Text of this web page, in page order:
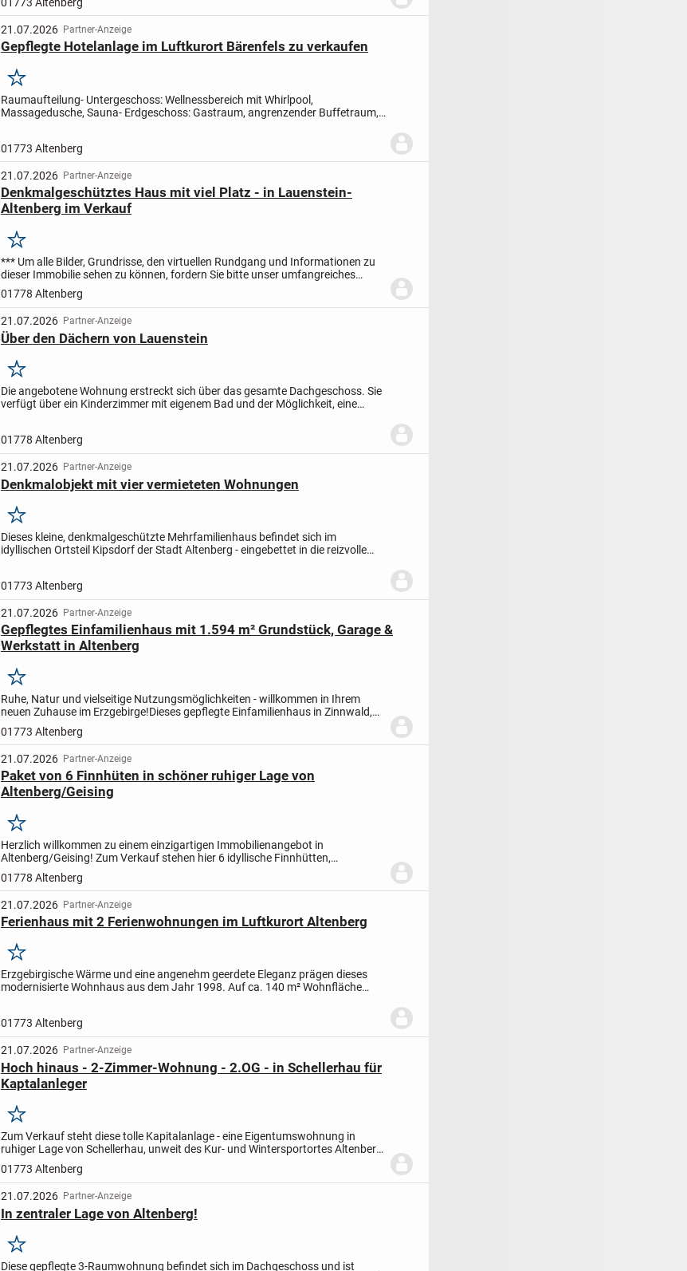
21.07.2026 Partner-Anzeige
Gepflegte Hotelanlage im Luftkurort Bärenfels zu verkaufen
Merken
Raumaufteilung- Untergeschoss: Wellnessbereich mit Whirlpool,
Massagedusche, Sauna- Erdgeschoss: Gastraum, angrenzender Buffetraum,
01773 Altenberg
21.07.2026 Partner-Anzeige
Denkmalgeschütztes Haus mit viel Platz - in Lauenstein-
Altenberg im Verkauf
Merken
*** Um alle Bilder, Grundrisse, den virtuellen Rundgang und Informationen zu
dieser Immobilie sehen zu können, fordern Sie bitte unser umfangreiches
Exposé an. Senden Sie uns Ihre Anfrage und Sie...
01778 Altenberg
21.07.2026 Partner-Anzeige
Über den Dächern von Lauenstein
Merken
Die angebotene Wohnung erstreckt sich über das gesamte Dachgeschoss. Sie
verfügt über ein Kinderzimmer mit eigenem Bad und der Möglichkeit, eine
01778 Altenberg
21.07.2026 Partner-Anzeige
Denkmalobjekt mit vier vermieteten Wohnungen
Merken
Dieses kleine, denkmalgeschützte Mehrfamilienhaus befindet sich im
idyllischen Ortsteil Kipsdorf der Stadt Altenberg - eingebettet in die reizvolle
01773 Altenberg
21.07.2026 Partner-Anzeige
Gepflegtes Einfamilienhaus mit 1.594 m² Grundstück, Garage &
Werkstatt in Altenberg
Merken
Ruhe, Natur und vielseitige Nutzungsmöglichkeiten - willkommen in Ihrem
neuen Zuhause im Erzgebirge!Dieses gepflegte Einfamilienhaus in Zinnwald,
einem Ortsteil des Kurortes Altenberg, verbindet...
01773 Altenberg
21.07.2026 Partner-Anzeige
Paket von 6 Finnhüten in schöner ruhiger Lage von
Altenberg/Geising
Merken
Herzlich willkommen zu einem einzigartigen Immobilienangebot in
Altenberg/Geising! Zum Verkauf stehen hier 6 idyllische Finnhütten,
eingebettet in eine traumhaft ruhige Lage am Waldrand. Dieses...
01778 Altenberg
21.07.2026 Partner-Anzeige
Ferienhaus mit 2 Ferienwohnungen im Luftkurort Altenberg
Merken
Erzgebirgische Wärme und eine angenehm geerdete Eleganz prägen dieses
modernisierte Wohnhaus aus dem Jahr 1998. Auf ca. 140 m² Wohnfläche
01773 Altenberg
21.07.2026 Partner-Anzeige
Hoch hinaus - 2-Zimmer-Wohnung - 2.OG - in Schellerhau für
Kaptalanleger
Merken
Zum Verkauf steht diese tolle Kapitalanlage - eine Eigentumswohnung in
ruhiger Lage von Schellerhau, unweit des Kur- und Wintersportortes Altenberg.
Das Gebäude wurde im Jahr 1984 errichtet. Die...
01773 Altenberg
21.07.2026 Partner-Anzeige
In zentraler Lage von Altenberg!
Merken
Diese gepflegte 3-Raumwohnung befindet sich im Dachgeschoss und ist